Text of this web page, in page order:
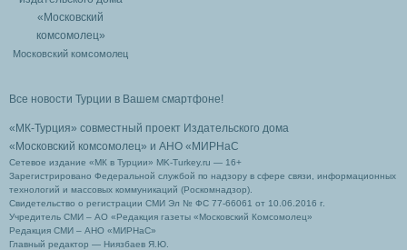
Московский комсомолец
Все новости Турции в Вашем смартфоне!
«МК-Турция» совместный проект Издательского дома
«Московский комсомолец» и АНО «МИРНаС
Сетевое издание «МК в Турции» MK-Turkey.ru — 16+
Зарегистрировано Федеральной службой по надзору в сфере связи, информационных
технологий и массовых коммуникаций (Роскомнадзор).
Свидетельство о регистрации СМИ Эл № ФС 77-66061 от 10.06.2016 г.
Учредитель СМИ – АО «Редакция газеты «Московский Комсомолец»
Редакция СМИ – АНО «МИРНаС»
Главный редактор — Ниязбаев Я.Ю.